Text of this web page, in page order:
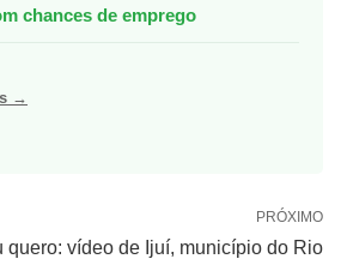
chances de emprego
→
PRÓXIMO
quero: vídeo de Ijuí, município do Rio